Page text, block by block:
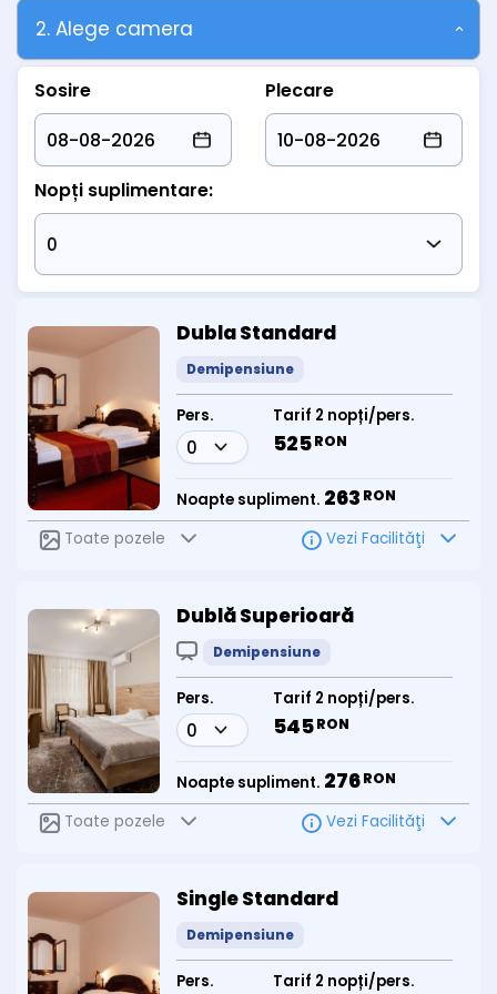
2. Alege camera
Sosire Plecare
Nopți suplimentare:
Dubla Standard
Demipensiune
Pers. Tarif 2 nopți/pers.
525RON
Noapte supliment. 263 RON
Toate pozele Vezi Facilităţi
Dublă Superioară
Demipensiune
Pers. Tarif 2 nopți/pers.
545RON
Noapte supliment. 276RON
Toate pozele Vezi Facilităţi
Single Standard
Demipensiune
Pers. Tarif 2 nopți/pers.